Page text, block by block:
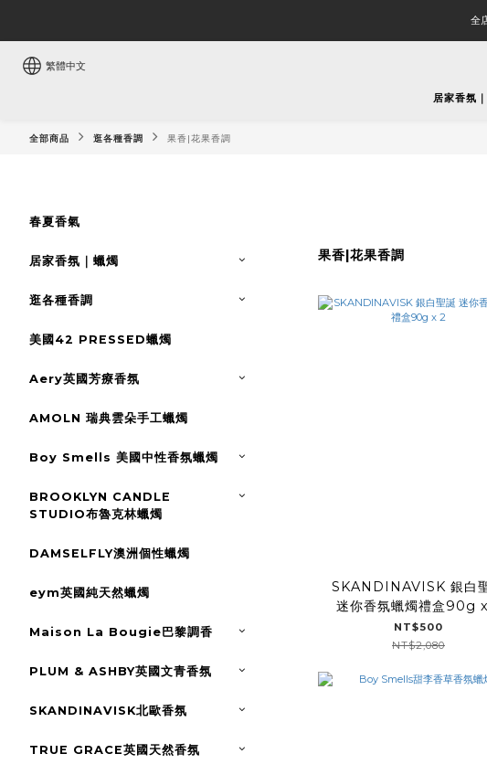
全
繁體中文
居家香氛
全部商品 逛各種香調 果香|花果香調
春夏香氣
居家香氛｜蠟燭
逛各種香調
美國42 PRESSED蠟燭
Aery英國芳療香氛
AMOLN 瑞典雲朵手工蠟燭
Boy Smells 美國中性香氛蠟燭
BROOKLYN CANDLE
STUDIO布魯克林蠟燭
DAMSELFLY澳洲個性蠟燭
eym英國純天然蠟燭
Maison La Bougie巴黎調香
PLUM & ASHBY英國文青香氛
SKANDINAVISK北歐香氛
TRUE GRACE英國天然香氛
果香|花果香調
SKANDINAVISK 銀白
迷你香氛蠟燭禮盒90g
NT$500
NT$2,080